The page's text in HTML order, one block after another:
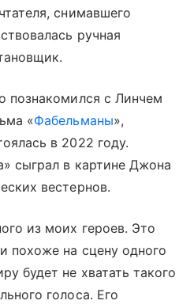
снимавшего
ручная
познакомился с Линчем
«Фабельманы»,
в 2022 году.
сыграл в картине Джона
вестернов.
из моих героев. Это
похоже на сцену одного
будет не хватать такого
голоса. Его